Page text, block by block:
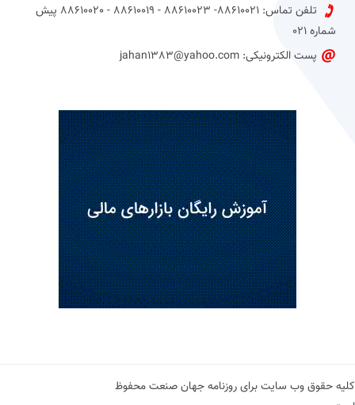
تلفن تماس: 88610021- 88610023 - 88610019 - 88610020 پیش
شماره 021
پست الکترونیکی: jahan1383@yahoo.com
کلیه حقوق وب سایت برای روزنامه جهان صنعت محفوظ